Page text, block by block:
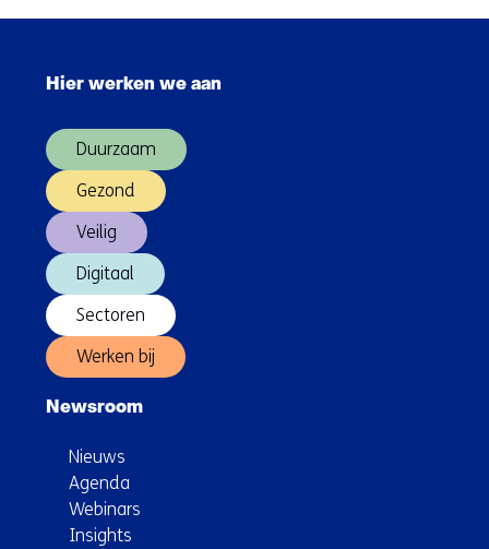
Hier werken we aan
Duurzaam
Gezond
Veilig
Digitaal
Sectoren
Werken bij
Newsroom
Nieuws
Agenda
Webinars
Insights